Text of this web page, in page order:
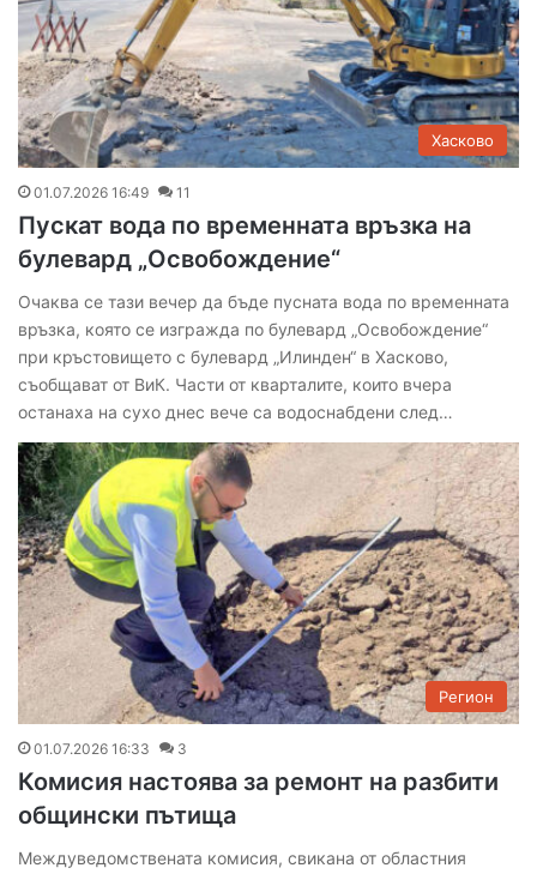
Хасково
01.07.2026 16:49 11
Пускат вода по временната връзка на
булевард „Освобождение“
Очаква се тази вечер да бъде пусната вода по временната
връзка, която се изгражда по булевард „Освобождение“
при кръстовището с булевард „Илинден“ в Хасково,
съобщават от ВиК. Части от кварталите, които вчера
останаха на сухо днес вече са водоснабдени след…
Регион
01.07.2026 16:33 3
Комисия настоява за ремонт на разбити
общински пътища
Междуведомствената комисия, свикана от областния